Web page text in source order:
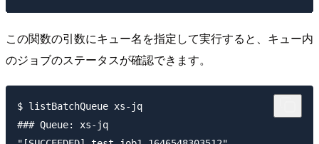
この関数の引数にキュー名を指定して実行すると、キュー内
のジョブのステータスが確認できます。
$ listBatchQueue xs-jq
### Queue: xs-jq